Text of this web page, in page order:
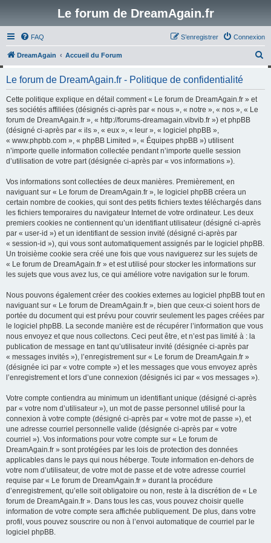
Le forum de DreamAgain.fr
FAQ Connexion
S’enregistrer
DreamAgain Accueil du Forum
Le forum de DreamAgain.fr - Politique de confidentialité
Cette politique explique en détail comment « Le forum de DreamAgain.fr » et
ses sociétés affiliées (désignés ci-après par « nous », « notre », « nos », « Le
forum de DreamAgain.fr », « http://forums-dreamagain.vibvib.fr ») et phpBB
(désigné ci-après par « ils », « eux », « leur », « logiciel phpBB »,
« www.phpbb.com », « phpBB Limited », « Équipes phpBB ») utilisent
n’importe quelle information collectée pendant n’importe quelle session
d’utilisation de votre part (désignée ci-après par « vos informations »).
Vos informations sont collectées de deux manières. Premièrement, en
naviguant sur « Le forum de DreamAgain.fr », le logiciel phpBB créera un
certain nombre de cookies, qui sont des petits fichiers textes téléchargés dans
les fichiers temporaires du navigateur Internet de votre ordinateur. Les deux
premiers cookies ne contiennent qu’un identifiant utilisateur (désigné ci-après
par « user-id ») et un identifiant de session invité (désigné ci-après par
« session-id »), qui vous sont automatiquement assignés par le logiciel phpBB.
Un troisième cookie sera créé une fois que vous naviguerez sur les sujets de
« Le forum de DreamAgain.fr » et est utilisé pour stocker les informations sur
les sujets que vous avez lus, ce qui améliore votre navigation sur le forum.
Nous pouvons également créer des cookies externes au logiciel phpBB tout en
naviguant sur « Le forum de DreamAgain.fr », bien que ceux-ci soient hors de
portée du document qui est prévu pour couvrir seulement les pages créées par
le logiciel phpBB. La seconde manière est de récupérer l’information que vous
nous envoyez et que nous collectons. Ceci peut être, et n’est pas limité à : la
publication de message en tant qu’utilisateur invité (désignée ci-après par
« messages invités »), l’enregistrement sur « Le forum de DreamAgain.fr »
(désignée ici par « votre compte ») et les messages que vous envoyez après
l’enregistrement et lors d’une connexion (désignés ici par « vos messages »).
Votre compte contiendra au minimum un identifiant unique (désigné ci-après
par « votre nom d’utilisateur »), un mot de passe personnel utilisé pour la
connexion à votre compte (désigné ci-après par « votre mot de passe »), et
une adresse courriel personnelle valide (désignée ci-après par « votre
courriel »). Vos informations pour votre compte sur « Le forum de
DreamAgain.fr » sont protégées par les lois de protection des données
applicables dans le pays qui nous héberge. Toute information en-dehors de
votre nom d’utilisateur, de votre mot de passe et de votre adresse courriel
requise par « Le forum de DreamAgain.fr » durant la procédure
d’enregistrement, qu’elle soit obligatoire ou non, reste à la discrétion de « Le
forum de DreamAgain.fr ». Dans tous les cas, vous pouvez choisir quelle
information de votre compte sera affichée publiquement. De plus, dans votre
profil, vous pouvez souscrire ou non à l’envoi automatique de courriel par le
logiciel phpBB.